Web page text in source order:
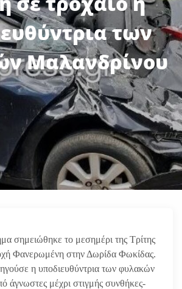
των
Μαλανδρίνου
σημειώθηκε το μεσημέρι της Τρίτης
Φανερωμένη στην Δωρίδα Φωκίδας.
η υποδιευθύντρια των φυλακών
άγνωστες μέχρι στιγμής συνθήκες-